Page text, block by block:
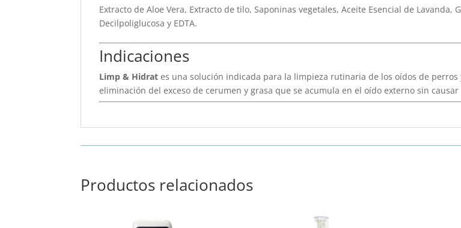
Extracto de Aloe Vera, Extracto de tilo, Saponinas vegetales, Aceite Esencial de
Decilpoliglucosa y EDTA.
Indicaciones
Limp & Hidrat es una solución indicada para la limpieza rutinaria de los oídos de perros
eliminación del exceso de cerumen y grasa que se acumula en el oído externo sin
Productos relacionados